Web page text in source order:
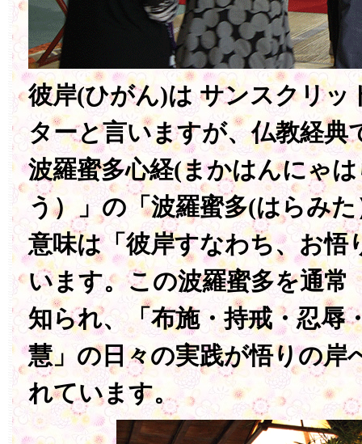
彼岸(ひがん)は サンスクリッ
ターと言いますが、仏教経典
波羅蜜多心経(まかはんにゃ
う）」の「波羅蜜多(はらみ
意味は「彼岸すなわち、お悟
います。この波羅蜜多を通常
知られ、「布施・持戒・忍辱
慧」の日々の実践が悟りの岸
れています。